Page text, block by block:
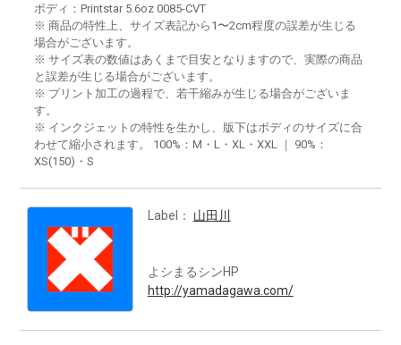
ボディ：Printstar 5.6oz 0085-CVT
※ 商品の特性上、サイズ表記から1〜2cm程度の誤差が生じる
場合がございます。
※ サイズ表の数値はあくまで目安となりますので、実際の商品
と誤差が生じる場合がございます。
※ プリント加工の過程で、若干縮みが生じる場合がございま
す。
※ インクジェットの特性を生かし、版下はボディのサイズに合
わせて縮小されます。 100%：M・L・XL・XXL ｜ 90%：
XS(150)・S
Label： 山田川
よシまるシンHP
http://yamadagawa.com/